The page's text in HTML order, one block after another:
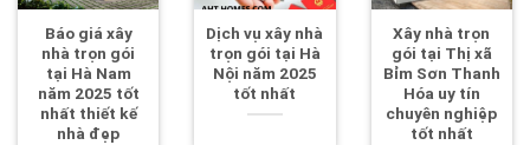
Báo giá xây
nhà trọn gói
tại Hà Nam
năm 2025 tốt
nhất thiết kế
nhà đẹp
Dịch vụ xây nhà
trọn gói tại Hà
Nội năm 2025
tốt nhất
Xây nhà trọn
gói tại Thị xã
Bỉm Sơn Thanh
Hóa uy tín
chuyên nghiệp
tốt nhất